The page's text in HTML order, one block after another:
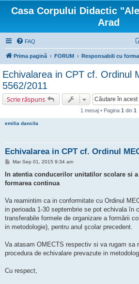
Casa Corpului Didactic
Arad
FAQ
Prima pagină FORUM Responsabili cu
Echivalarea in CPT cf. Ordinul
5562/2011
Scrie răspuns
1 mesaj • Pagina 1 din 1
emilia dancila
Echivalarea in CPT cf. Ordinul
M
s
j
Mar Sep 01, 2015 9:34 am
In atentia conducerilor unitatilor scolare si
formarea continua
Va reamintim ca in conformitate cu Ordinul
in perioada 1-30 septembrie se pot echivala în
transferabile formele de organizare a formării
in metodologie), pentru anul şcolar precedent.
Va atasam OMECTS respectiv si va rugam sa
procedura de echivalare prevazute in
Cu respect,